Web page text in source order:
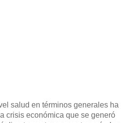
salud en términos generales ha
crisis económica que se generó